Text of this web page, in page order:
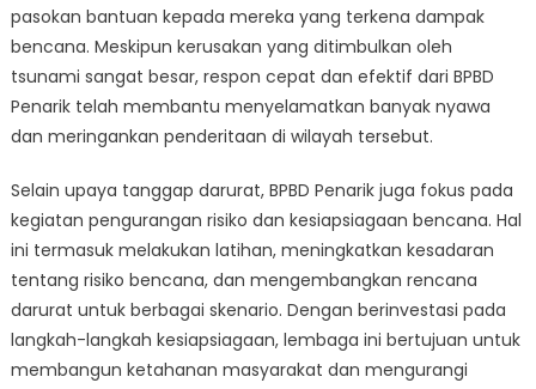
pasokan bantuan kepada mereka yang terkena dampak
bencana. Meskipun kerusakan yang ditimbulkan oleh
tsunami sangat besar, respon cepat dan efektif dari BPBD
Penarik telah membantu menyelamatkan banyak nyawa
dan meringankan penderitaan di wilayah tersebut.
Selain upaya tanggap darurat, BPBD Penarik juga fokus pada
kegiatan pengurangan risiko dan kesiapsiagaan bencana. Hal
ini termasuk melakukan latihan, meningkatkan kesadaran
tentang risiko bencana, dan mengembangkan rencana
darurat untuk berbagai skenario. Dengan berinvestasi pada
langkah-langkah kesiapsiagaan, lembaga ini bertujuan untuk
membangun ketahanan masyarakat dan mengurangi